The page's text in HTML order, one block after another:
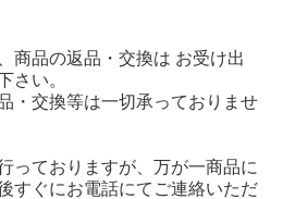
商品の返品・交換は お受け出
さい。
・交換等は一切承っておりませ
っておりますが、万が一商品に
すぐにお電話にてご連絡いただ